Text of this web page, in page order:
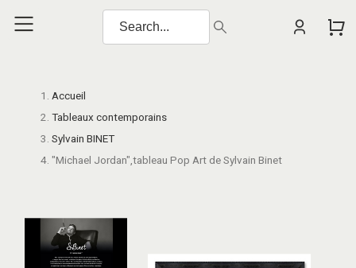
Accueil
Tableaux contemporains
Sylvain BINET
"Michael Jordan",tableau Pop Art de Sylvain Binet